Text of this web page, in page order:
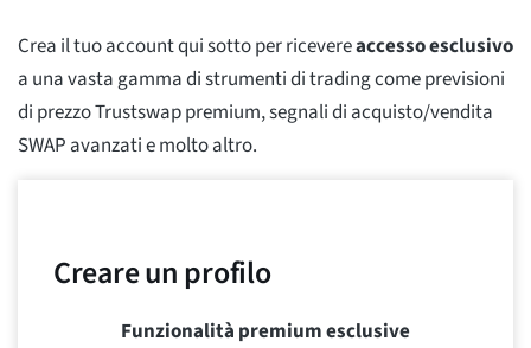
Crea il tuo account qui sotto per ricevereaccesso esclusivo
a una vasta gamma di strumenti di trading come previsioni
di prezzo Trustswap premium, segnali di acquisto/vendita
SWAP avanzati e molto altro.
Creare un profilo
Funzionalità premium esclusive